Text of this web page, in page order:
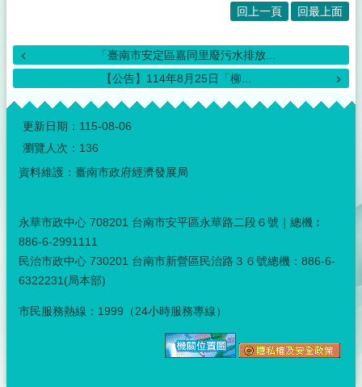
回上一頁 回最上面
「臺南市安定區嘉同里廢污水排放...
【公告】114年8月25日「柳...
:::
更新日期： 115-08-06
瀏覽人次： 136
資料維護：臺南市政府經濟發展局
永華市政中心 708201 台南市安平區永華路二段６號｜總機︰
886-6-2991111
民治市政中心 730201 台南市新營區民治路３６號總機：886-6-
6322231(局本部)
市民服務熱線：1999（24小時服務專線）